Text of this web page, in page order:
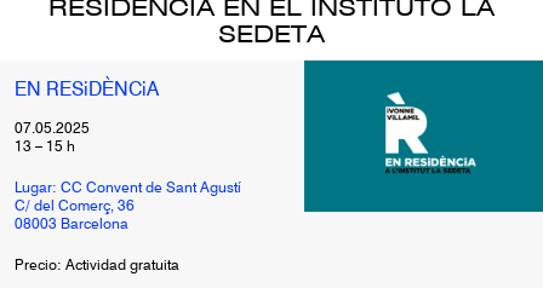
RESIDÈNCIA EN EL INSTITUTO LA
SEDETA
EN RESiDÈNCiA
07.05.2025
13 – 15 h
Lugar: CC Convent de Sant Agustí
C/ del Comerç, 36
08003 Barcelona
Precio: Actividad gratuita